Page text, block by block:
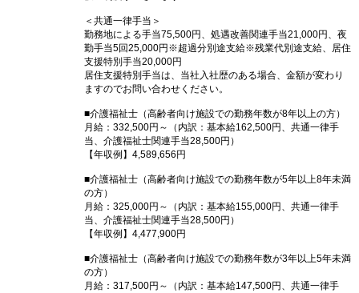
＜共通一律手当＞
勤務地による手当75,500円、処遇改善関連手当21,000円、夜
勤手当5回25,000円※超過分別途支給※残業代別途支給、居住
支援特別手当20,000円
居住支援特別手当は、当社入社歴のある場合、金額が変わり
ますのでお問い合わせください。
■介護福祉士（高齢者向け施設での勤務年数が8年以上の方）
月給：332,500円～（内訳：基本給162,500円、共通一律手
当、介護福祉士関連手当28,500円）
【年収例】4,589,656円
■介護福祉士（高齢者向け施設での勤務年数が5年以上8年未満
の方）
月給：325,000円～（内訳：基本給155,000円、共通一律手
当、介護福祉士関連手当28,500円）
【年収例】4,477,900円
■介護福祉士（高齢者向け施設での勤務年数が3年以上5年未満
の方）
月給：317,500円～（内訳：基本給147,500円、共通一律手